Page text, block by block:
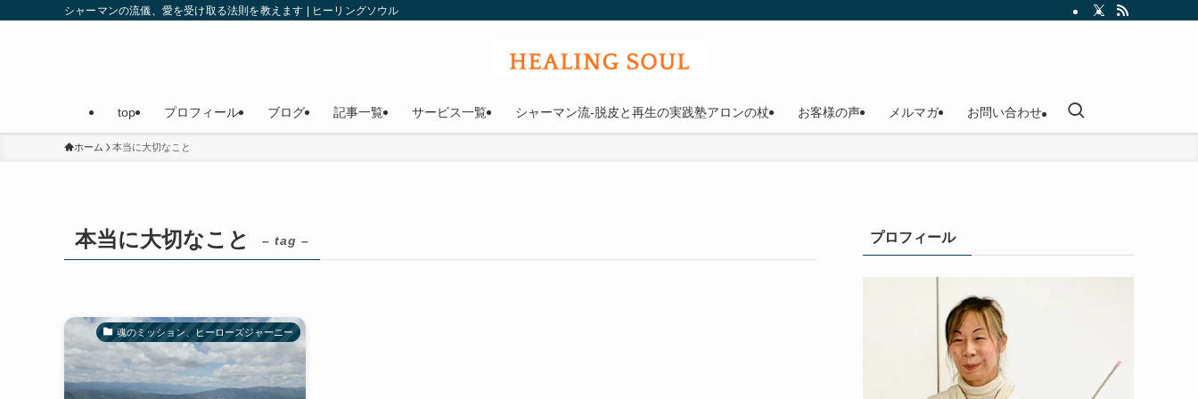
シャーマンの流儀、愛を受け取る法則を教えます | ヒーリングソウル
top プロフィール ブログ 記事一覧 サービス一覧 シャーマン流-脱皮と再生の実践塾アロンの杖 お客様の声 メルマガ お問い合わせ
ホーム 本当に大切なこと
本当に大切なこと – tag –
魂のミッション、ヒーローズジャーニー
プロフィール